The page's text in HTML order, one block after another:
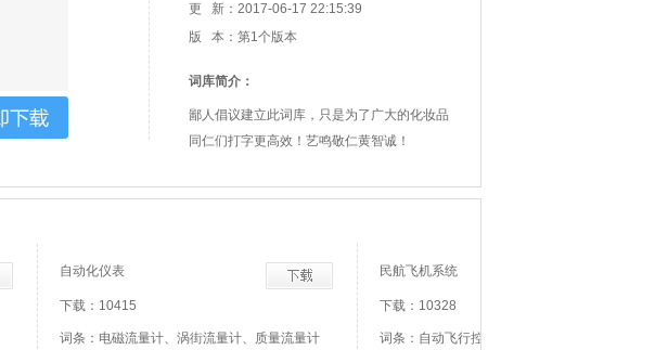
更 新：2017-06-17 22:15:39
版 本：第1个版本
词库简介：
鄙人倡议建立此词库，只是为了广大的化妆品
同仁们打字更高效！艺鸣敬仁黄智诚！
自动化仪表
下载：10415
词条：电磁流量计、涡街流量计、质量流量计
民航飞机系统
下载：10328
词条：自动飞行控制系统、自动驾驶仪